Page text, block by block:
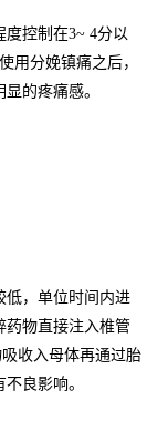
控制在3~ 4分以
用分娩镇痛之后，
的疼痛感。
低，单位时间内进
药物直接注入椎管
收入母体再通过胎
良影响。